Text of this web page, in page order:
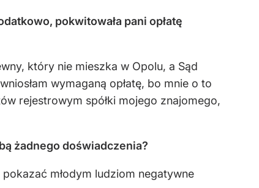
pokwitowała pani opłatę
który nie mieszka w Opolu, a Sąd
wymaganą opłatę, bo mnie o to
rejestrowym spółki mojego znajomego,
żadnego doświadczenia?
młodym ludziom negatywne